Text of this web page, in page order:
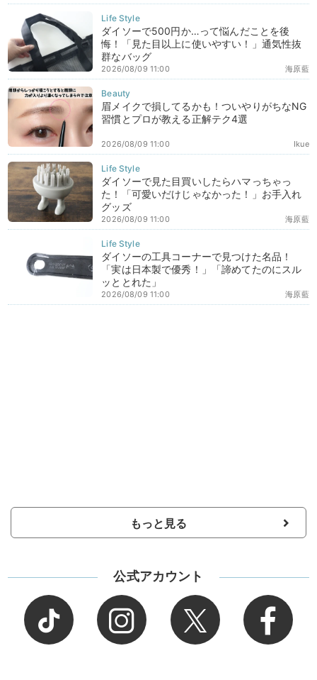
ダイソーで500円か…って悩んだことを後
悔！「見た目以上に使いやすい！」通気性抜
群なバッグ
海原藍
2026/08/09 11:00
眉メイクで損してるかも！ついやりがちなNG
習慣とプロが教える正解テク4選
Ikue
2026/08/09 11:00
ダイソーで見た目買いしたらハマっちゃっ
た！「可愛いだけじゃなかった！」お手入れ
グッズ
海原藍
2026/08/09 11:00
ダイソーの工具コーナーで見つけた名品！
「実は日本製で優秀！」「諦めてたのにスル
ッととれた」
海原藍
2026/08/09 11:00
もっと見る
公式アカウント